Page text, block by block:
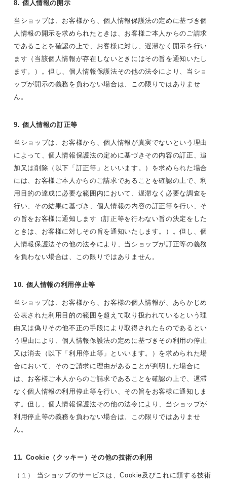
8. 個人情報の開示
当ショップは、お客様から、個人情報保護法の定めに基づき個
人情報の開示を求められたときは、お客様ご本人からのご請求
であることを確認の上で、お客様に対し、遅滞なく開示を行い
ます（当該個人情報が存在しないときにはその旨を通知いたし
ます。）。但し、個人情報保護法その他の法令により、当ショ
ップが開示の義務を負わない場合は、この限りではありませ
ん。
9. 個人情報の訂正等
当ショップは、お客様から、個人情報が真実でないという理由
によって、個人情報保護法の定めに基づきその内容の訂正、追
加又は削除（以下「訂正等」といいます。）を求められた場合
には、お客様ご本人からのご請求であることを確認の上で、利
用目的の達成に必要な範囲内において、遅滞なく必要な調査を
行い、その結果に基づき、個人情報の内容の訂正等を行い、そ
の旨をお客様に通知します（訂正等を行わない旨の決定をした
ときは、お客様に対しその旨を通知いたします。）。但し、個
人情報保護法その他の法令により、当ショップが訂正等の義務
を負わない場合は、この限りではありません。
10. 個人情報の利用停止等
当ショップは、お客様から、お客様の個人情報が、あらかじめ
公表された利用目的の範囲を超えて取り扱われているという理
由又は偽りその他不正の手段により取得されたものであるとい
う理由により、個人情報保護法の定めに基づきその利用の停止
又は消去（以下「利用停止等」といいます。）を求められた場
合において、そのご請求に理由があることが判明した場合に
は、お客様ご本人からのご請求であることを確認の上で、遅滞
なく個人情報の利用停止等を行い、その旨をお客様に通知しま
す。但し、個人情報保護法その他の法令により、当ショップが
利用停止等の義務を負わない場合は、この限りではありませ
ん。
11. Cookie（クッキー）その他の技術の利用
（１） 当ショップのサービスは、Cookie及びこれに類する技術